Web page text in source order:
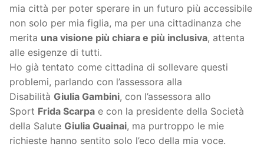
mia città per poter sperare in un futuro più accessibile
non solo per mia figlia, ma per una cittadinanza che
merita una visione più chiara e più inclusiva, attenta
alle esigenze di tutti.
Ho già tentato come cittadina di sollevare questi
problemi, parlando con l’assessora alla
Disabilità Giulia Gambini, con l’assessora allo
Sport Frida Scarpa e con la presidente della Società
della Salute Giulia Guainai, ma purtroppo le mie
richieste hanno sentito solo l’eco della mia voce.